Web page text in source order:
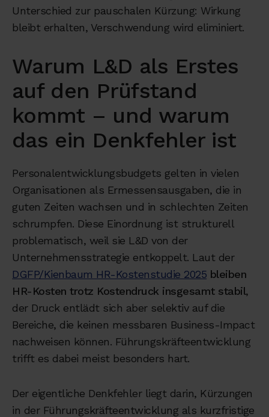
Unterschied zur pauschalen Kürzung: Wirkung
bleibt erhalten, Verschwendung wird eliminiert.
Warum L&D als Erstes
auf den Prüfstand
kommt – und warum
das ein Denkfehler ist
Personalentwicklungsbudgets gelten in vielen
Organisationen als Ermessensausgaben, die in
guten Zeiten wachsen und in schlechten Zeiten
schrumpfen. Diese Einordnung ist strukturell
problematisch, weil sie L&D von der
Unternehmensstrategie entkoppelt. Laut der
DGFP/Kienbaum HR-Kostenstudie 2025 bleiben
HR-Kosten trotz Kostendruck insgesamt stabil,
der Druck entlädt sich aber selektiv auf die
Bereiche, die keinen messbaren Business-Impact
nachweisen können. Führungskräfteentwicklung
trifft es dabei meist besonders hart.
Der eigentliche Denkfehler liegt darin, Kürzungen
in der Führungskräfteentwicklung als kurzfristige